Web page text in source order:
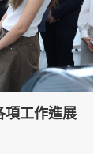
項工作進展